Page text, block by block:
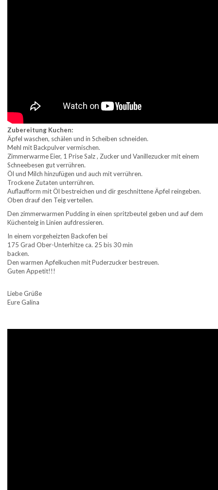
Zubereitung Kuchen:
Äpfel waschen, schälen und in Scheiben schneiden.
Mehl mit Backpulver vermischen.
Zimmerwarme Eier, 1 Prise Salz , Zucker und Vanillezucker mit einem
Schneebesen gut verrühren.
Öl und Milch hinzufügen und auch mit verrühren.
Trockene Zutaten unterrühren.
Auflaufform mit Öl bestreichen und dir geschnittene Äpfel reingeben.
Oben drauf den Teig verteilen.
Den zimmerwarmen Pudding in einen spritzbeutel geben und auf dem
Küchenteig in Linien aufdressieren.
In einem vorgeheizten Backofen bei
175 Grad Ober-Unterhitze ca. 25 bis 30 min
backen.
Den warmen Apfelkuchen mit Puderzucker bestreuen.
Guten Appetit!!!
Liebe Grüße
Eure Galina